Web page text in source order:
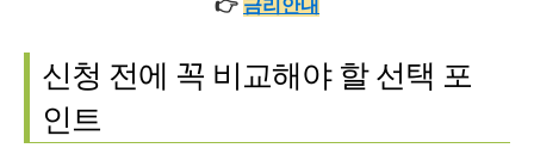
신청 전에 꼭 비교해야 할 선택 포
인트